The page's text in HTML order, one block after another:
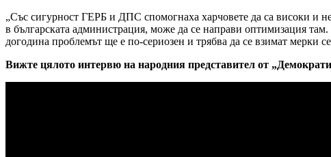
„Със сигурност ГЕРБ и ДПС спомогнаха харчовете да са високи и
в българската администрация, може да се направи оптимизация
догодина проблемът ще е по-сериозен и трябва да се взимат мерки
Вижте цялото интервю на народния представител от